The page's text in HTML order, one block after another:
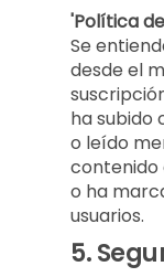
'Política
Se
desde el
ha subido
o leído
contenido
o ha
usuarios.
5.